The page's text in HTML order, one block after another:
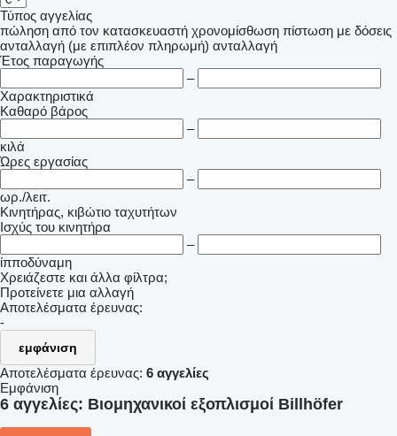
Τύπος αγγελίας
πώληση από τον κατασκευαστή χρονομίσθωση πίστωση με δόσεις
ανταλλαγή (με επιπλέον πληρωμή) ανταλλαγή
Έτος παραγωγής
–
Χαρακτηριστικά
Καθαρό βάρος
–
κιλά
Ώρες εργασίας
–
ωρ./λειτ.
Κινητήρας, κιβώτιο ταχυτήτων
Ισχύς του κινητήρα
–
ίπποδύναμη
Χρειάζεστε και άλλα φίλτρα;
Προτείνετε μια αλλαγή
Αποτελέσματα έρευνας:
-
εμφάνιση
Αποτελέσματα έρευνας: 6 αγγελίες
Εμφάνιση
6 αγγελίες: Βιομηχανικοί εξοπλισμοί Billhöfer